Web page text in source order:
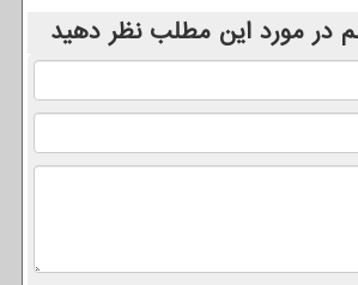
در مورد این مطلب نظر دهید